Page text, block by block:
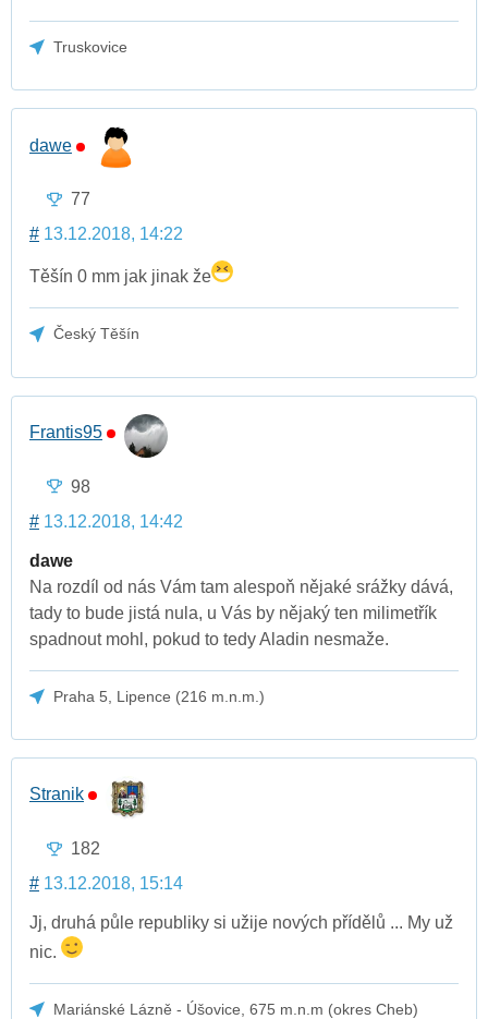
Truskovice
dawe
77
# 13.12.2018, 14:22
Těšín 0 mm jak jinak že
Český Těšín
Frantis95
98
# 13.12.2018, 14:42
dawe
Na rozdíl od nás Vám tam alespoň nějaké srážky dává,
tady to bude jistá nula, u Vás by nějaký ten milimetřík
spadnout mohl, pokud to tedy Aladin nesmaže.
Praha 5, Lipence (216 m.n.m.)
Stranik
182
# 13.12.2018, 15:14
Jj, druhá půle republiky si užije nových přídělů ... My už
nic.
Mariánské Lázně - Úšovice, 675 m.n.m (okres Cheb)